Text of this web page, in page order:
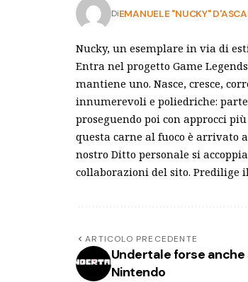
DiEMANUELE "NUCKY"
Nucky, un esemplare in via di
Entra nel progetto Game
mantiene uno. Nasce, cresce,
innumerevoli e poliedriche:
proseguendo poi con approcci
questa carne al fuoco è arrivato
nostro Ditto personale si
collaborazioni del sito. Predilige
ARTICOLO PRECEDENTE
Undertale forse anche
Nintendo